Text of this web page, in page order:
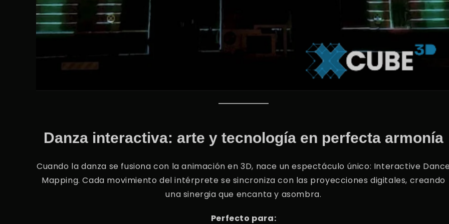
Danza interactiva: arte y tecnología en perfecta armonía
Cuando la danza se fusiona con la animación en 3D, nace un espectáculo único: Interactive
Mapping. Cada movimiento del intérprete se sincroniza con las proyecciones digitales, creando
una sinergia que encanta y asombra.
Perfecto para: